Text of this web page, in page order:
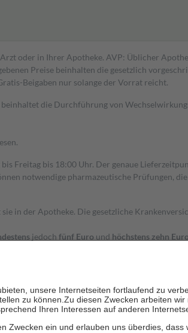
oder in Ihrer Apotheke. AVP: Üblicher
Preise beinhalten die gesetzlich
Beigaben nur solange der Vorrat reicht.
die Durchführung von
Freitag bis 18:00 Uhr. Der genaue
notwendige pharmazeutische Prüfungen,
in der Apotheke. Die gesetzliche
jedoch fünf Euro und höchstens zehn
der Familie zu unterstützen, fallenkeine